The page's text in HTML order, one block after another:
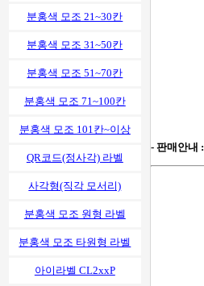
분홍색 모조 21~30칸
분홍색 모조 31~50칸
분홍색 모조 51~70칸
분홍색 모조 71~100칸
분홍색 모조 101칸~이상
QR코드(정사각) 라벨
사각형(직각 모서리)
분홍색 모조 원형 라벨
분홍색 모조 타원형 라벨
아이라벨 CL2xxP
- 판매안내 :